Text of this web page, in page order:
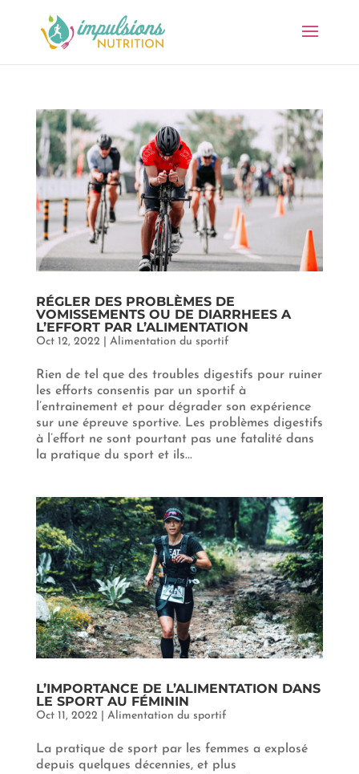
RÉGLER DES PROBLÈMES DE
VOMISSEMENTS OU DE DIARRHEES A
L’EFFORT PAR L’ALIMENTATION
Oct 12, 2022 Alimentation du sportif
Rien de tel que des troubles digestifs pour ruiner
les efforts consentis par un sportif à
l’entrainement et pour dégrader son expérience
sur une épreuve sportive. Les problèmes digestifs
à l’effort ne sont pourtant pas une fatalité dans
la pratique du sport et ils...
L’IMPORTANCE DE L’ALIMENTATION DANS
LE SPORT AU FÉMININ
Oct 11, 2022 Alimentation du sportif
La pratique de sport par les femmes a explosé
depuis quelques décennies, et plus